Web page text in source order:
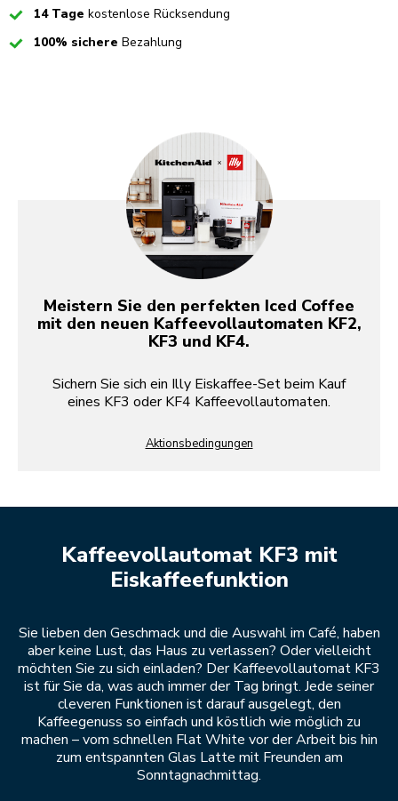
Checked14 Tage kostenlose Rücksendung
Checked100% sichere Bezahlung
Meistern Sie den perfekten Iced Coffee
mit den neuen Kaffeevollautomaten KF2,
KF3 und KF4.
Sichern Sie sich ein Illy Eiskaffee-Set beim Kauf
eines KF3 oder KF4 Kaffeevollautomaten.
Aktionsbedingungen
Kaffeevollautomat KF3 mit
Eiskaffeefunktion
Sie lieben den Geschmack und die Auswahl im Café, haben
aber keine Lust, das Haus zu verlassen? Oder vielleicht
möchten Sie zu sich einladen? Der Kaffeevollautomat KF3
ist für Sie da, was auch immer der Tag bringt. Jede seiner
cleveren Funktionen ist darauf ausgelegt, den
Kaffeegenuss so einfach und köstlich wie möglich zu
machen – vom schnellen Flat White vor der Arbeit bis hin
zum entspannten Glas Latte mit Freunden am
Sonntagnachmittag.